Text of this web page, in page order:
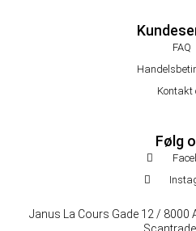
FAQ
Kontakt
Følg
Janus La Cours Gade 12 / 8000